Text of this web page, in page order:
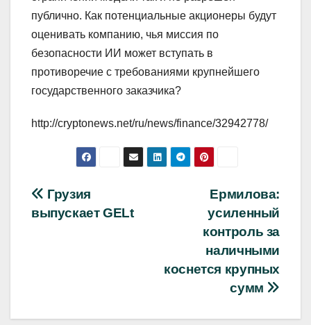
публично. Как потенциальные акционеры будут
оценивать компанию, чья миссия по
безопасности ИИ может вступать в
противоречие с требованиями крупнейшего
государственного заказчика?
http://cryptonews.net/ru/news/finance/32942778/
Навигация
Ермилова:
усиленный
контроль за
наличными
коснется крупных
сумм
Грузия
выпускает GELt